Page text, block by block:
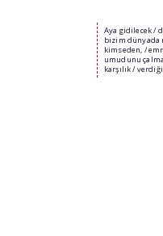
Aya gidilecek /
bizim dünyada
kimseden, /
umudunu
karşılık /